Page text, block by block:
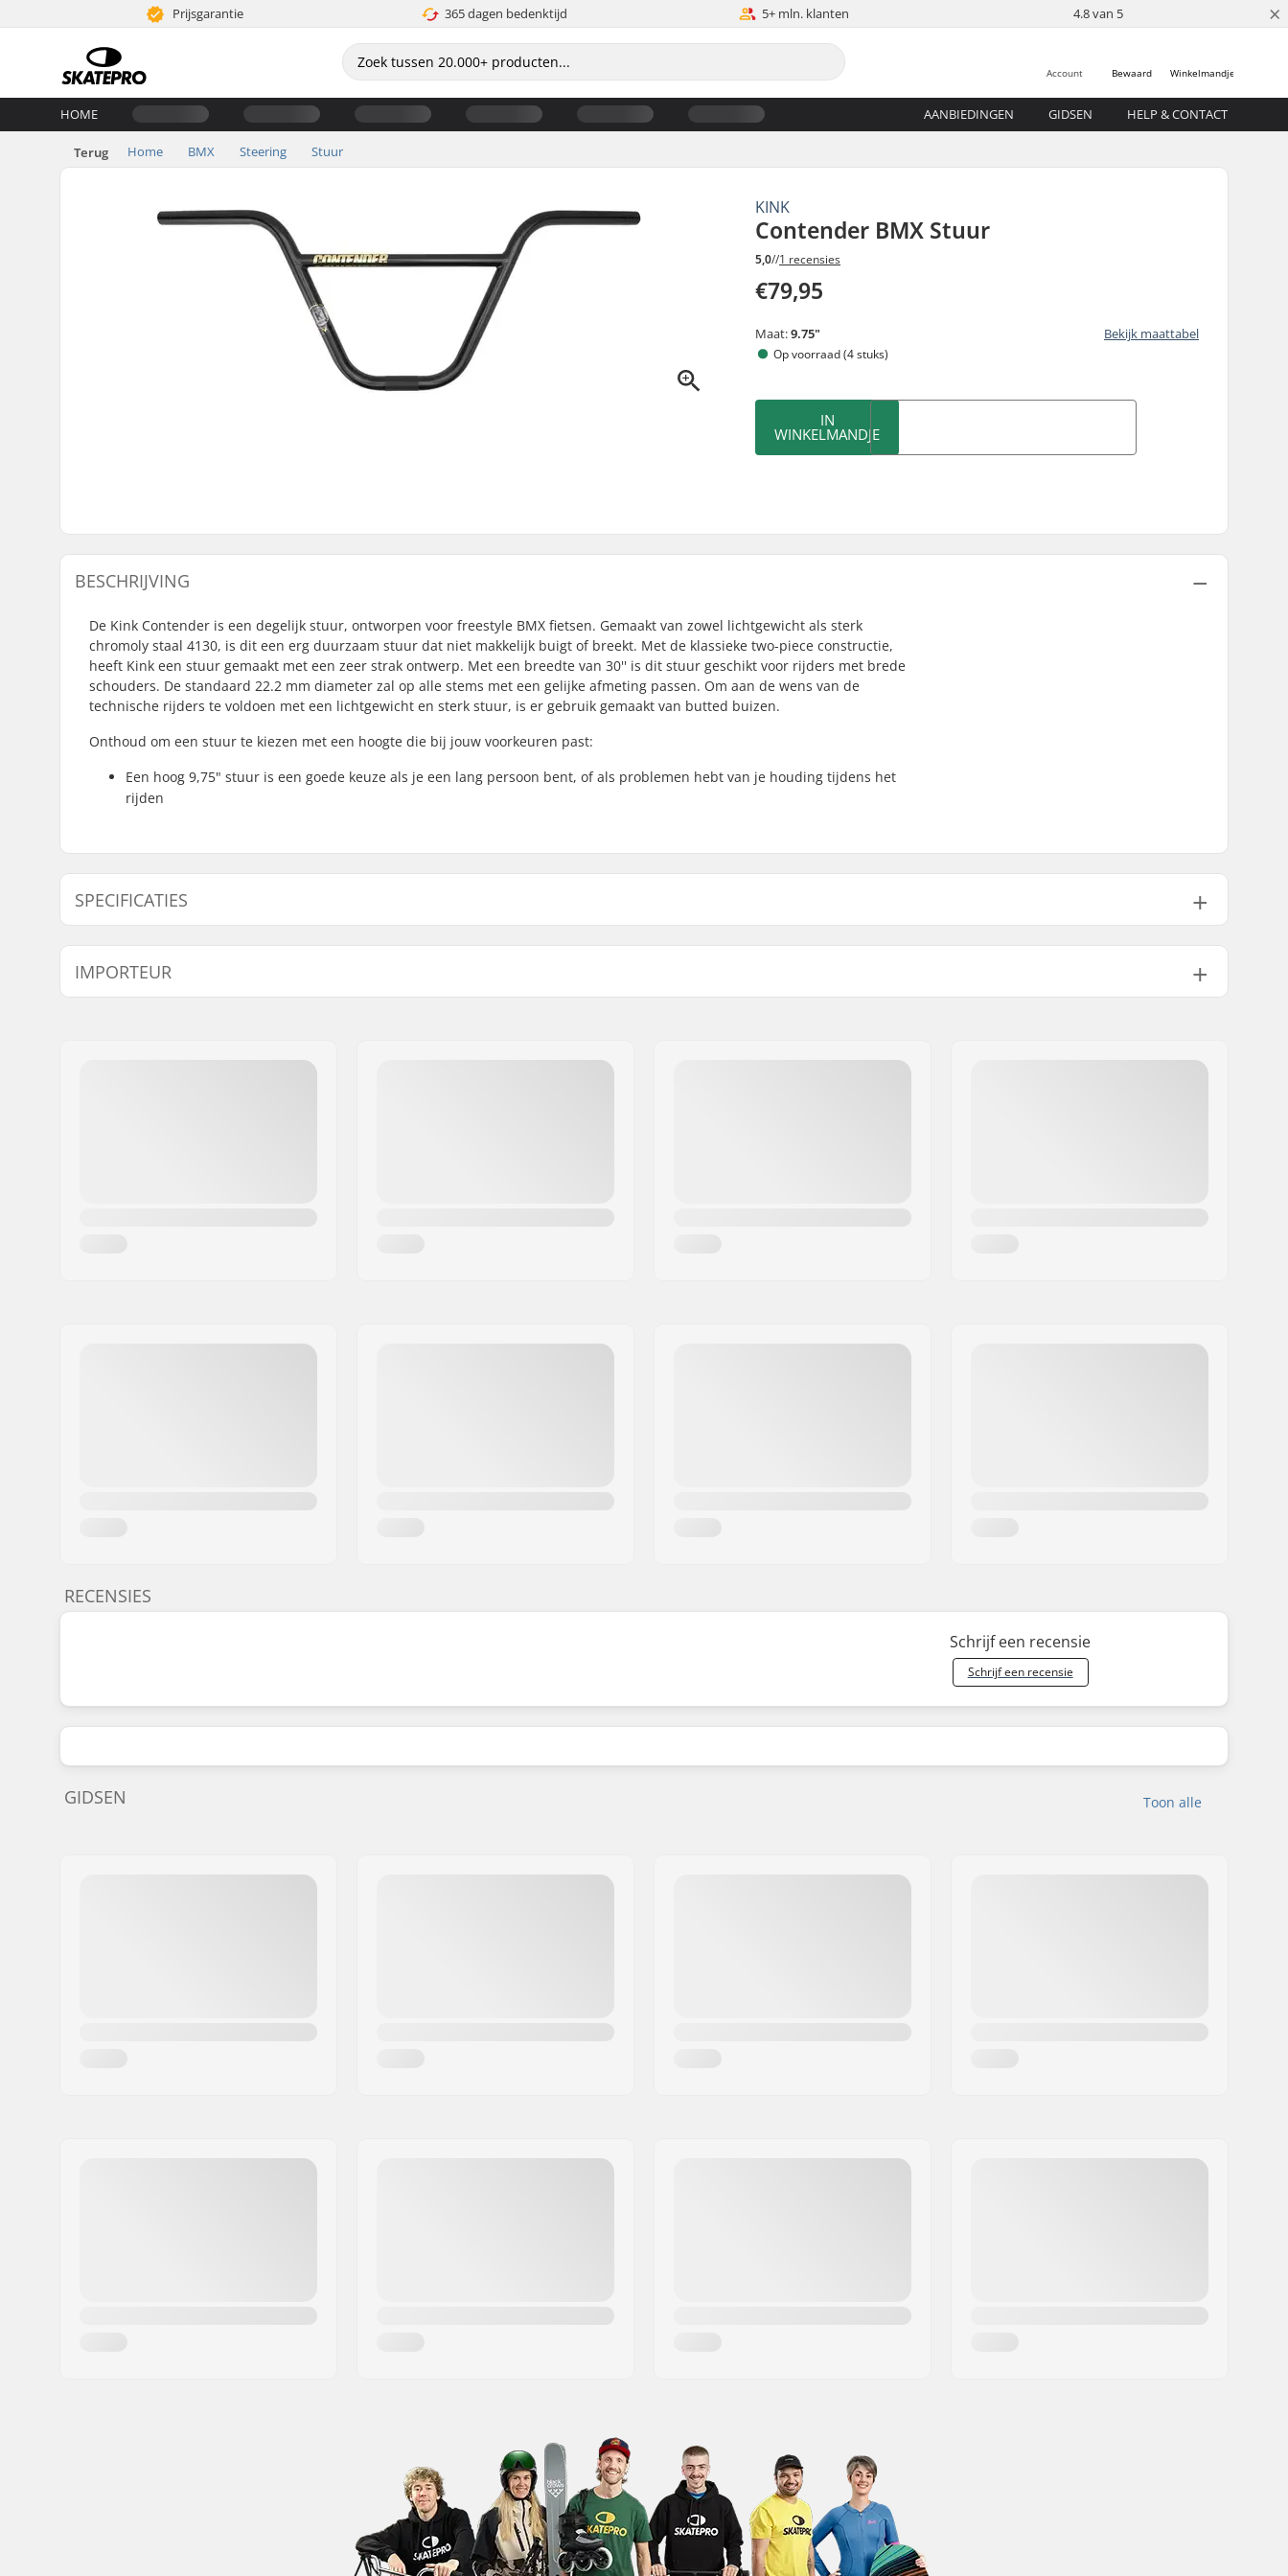
Prijsgarantie 365 dagen bedenktijd 5+ mln. klanten 4.8 van 5 ×
Winkelmandje
Bewaard
Account
HOME AANBIEDINGEN GIDSEN HELP & CONTACT
Terug Home BMX Steering Stuur
KINK
Contender BMX Stuur
5,0//1 recensies
€79,95
Maat:9.75" Bekijk maattabel
Op voorraad (4 stuks)
IN
WINKELMANDJE
BESCHRIJVING
De Kink Contender is een degelijk stuur, ontworpen voor freestyle BMX fietsen. Gemaakt van zowel lichtgewicht als sterk
chromoly staal 4130, is dit een erg duurzaam stuur dat niet makkelijk buigt of breekt. Met de klassieke two-piece constructie,
heeft Kink een stuur gemaakt met een zeer strak ontwerp. Met een breedte van 30'' is dit stuur geschikt voor rijders met brede
schouders. De standaard 22.2 mm diameter zal op alle stems met een gelijke afmeting passen. Om aan de wens van de
technische rijders te voldoen met een lichtgewicht en sterk stuur, is er gebruik gemaakt van butted buizen.
Onthoud om een stuur te kiezen met een hoogte die bij jouw voorkeuren past:
Een hoog 9,75" stuur is een goede keuze als je een lang persoon bent, of als problemen hebt van je houding tijdens het
rijden
SPECIFICATIES
Tubing:
Butted
Stuur hoogte:
Bar breedte:
29.5" (74.9cm)
Bar materiaal:
Chromoly Staal 4130
Backsweep:
12°
IMPORTEUR
RECENSIES
Schrijf een recensie
Schrijf een recensie
Toon alle
GIDSEN